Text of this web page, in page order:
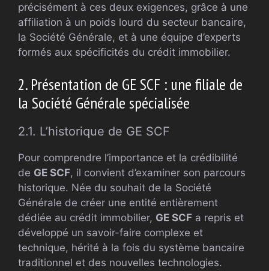
précisément à ces deux exigences, grâce à une
affiliation à un poids lourd du secteur bancaire,
la Société Générale, et à une équipe d’experts
formés aux spécificités du crédit immobilier.
2. Présentation de GE SCF : une filiale de
la Société Générale spécialisée
2.1. L’historique de GE SCF
Pour comprendre l’importance et la crédibilité
de GE SCF, il convient d’examiner son parcours
historique. Née du souhait de la Société
Générale de créer une entité entièrement
dédiée au crédit immobilier, GE SCF a repris et
développé un savoir-faire complexe et
technique, hérité à la fois du système bancaire
traditionnel et des nouvelles technologies.